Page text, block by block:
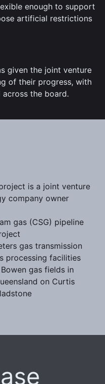
enough to support
artificial restrictions
given the joint venture
of their progress, with
the board.
is a joint venture
company owner
gas (CSG) pipeline
gas transmission
processing facilities
gas fields in
on Curtis